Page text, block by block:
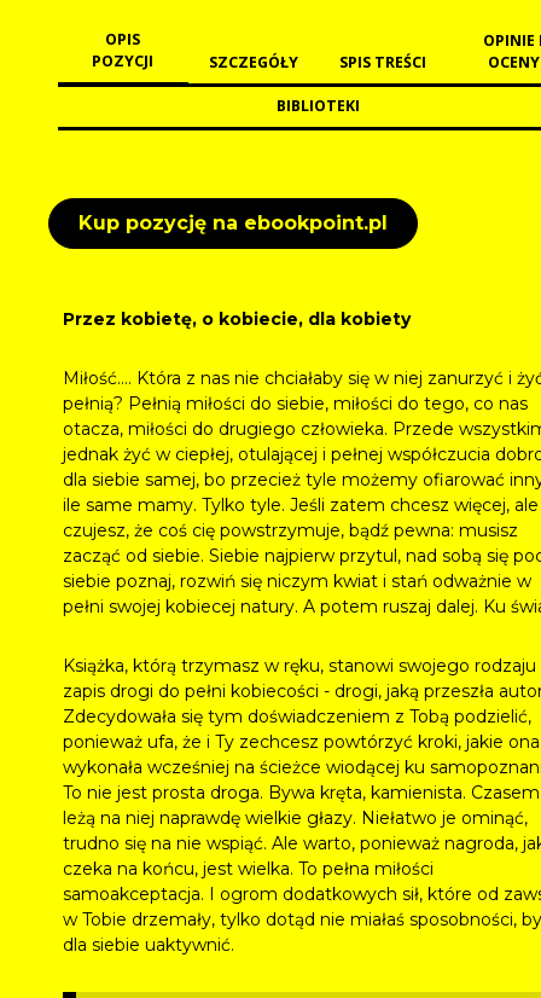
OPIS
POZYCJI
SZCZEGÓŁY SPIS TREŚCI
OPINIE
OCENY
BIBLIOTEKI
Kup pozycję na ebookpoint.pl
Przez kobietę, o kobiecie, dla kobiety
Miłość.... Która z nas nie chciałaby się w niej zanurzyć i
pełnią? Pełnią miłości do siebie, miłości do tego, co nas
otacza, miłości do drugiego człowieka. Przede
jednak żyć w ciepłej, otulającej i pełnej współczucia
dla siebie samej, bo przecież tyle możemy ofiarować
ile same mamy. Tylko tyle. Jeśli zatem chcesz więcej, ale
czujesz, że coś cię powstrzymuje, bądź pewna: musisz
zacząć od siebie. Siebie najpierw przytul, nad sobą się
siebie poznaj, rozwiń się niczym kwiat i stań odważnie w
pełni swojej kobiecej natury. A potem ruszaj dalej. Ku
Książka, którą trzymasz w ręku, stanowi swojego rodzaju
zapis drogi do pełni kobiecości - drogi, jaką przeszła
Zdecydowała się tym doświadczeniem z Tobą podzielić,
ponieważ ufa, że i Ty zechcesz powtórzyć kroki, jakie ona
wykonała wcześniej na ścieżce wiodącej ku
To nie jest prosta droga. Bywa kręta, kamienista. Czasem
leżą na niej naprawdę wielkie głazy. Niełatwo je ominąć,
trudno się na nie wspiąć. Ale warto, ponieważ nagroda,
czeka na końcu, jest wielka. To pełna miłości
samoakceptacja. I ogrom dodatkowych sił, które od
w Tobie drzemały, tylko dotąd nie miałaś sposobności,
dla siebie uaktywnić.